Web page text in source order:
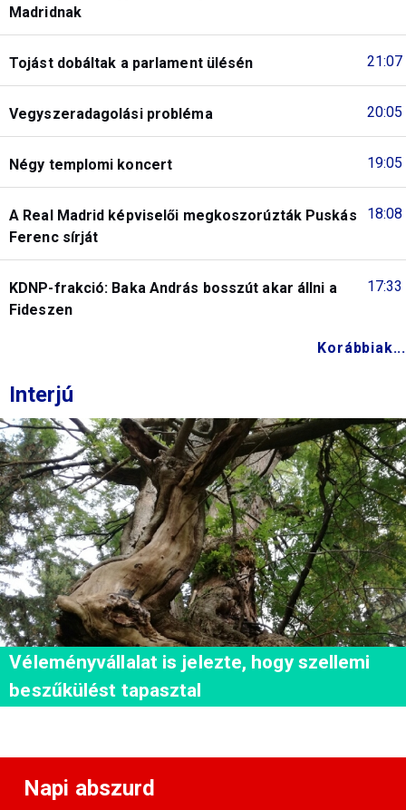
Madridnak
21:07
Tojást dobáltak a parlament ülésén
20:05
Vegyszeradagolási probléma
19:05
Négy templomi koncert
18:08
A Real Madrid képviselői megkoszorúzták Puskás
Ferenc sírját
17:33
KDNP-frakció: Baka András bosszút akar állni a
Fideszen
Korábbiak...
Interjú
Véleményvállalat is jelezte, hogy szellemi
beszűkülést tapasztal
Napi abszurd